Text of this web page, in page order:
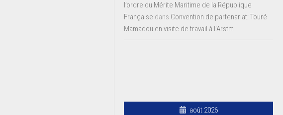
l’ordre du Mérite Maritime de la République
Française dans Convention de partenariat: Touré
Mamadou en visite de travail à l’Arstm
août 2026